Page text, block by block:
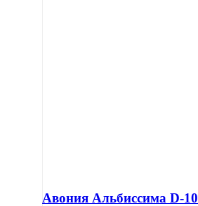
Авония Альбиссима D-10